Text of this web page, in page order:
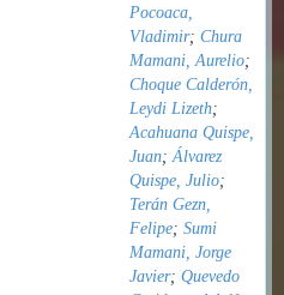
Pocoaca,
Vladimir; Chura
Mamani, Aurelio;
Choque Calderón,
Leydi Lizeth;
Acahuana Quispe,
Juan;Álvarez
Quispe, Julio;
Terán Gezn,
Felipe; Sumi
Mamani, Jorge
Javier; Quevedo